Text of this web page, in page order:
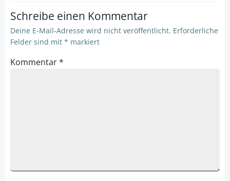
Schreibe einen Kommentar
Deine E-Mail-Adresse wird nicht veröffentlicht. Erforderliche
Felder sind mit * markiert
Kommentar*